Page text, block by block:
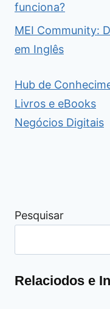
funciona?
MEI Community:
em Inglês
Hub de
Livros e eBooks
Negócios Digitais
Pesquisar
Relaciodos e